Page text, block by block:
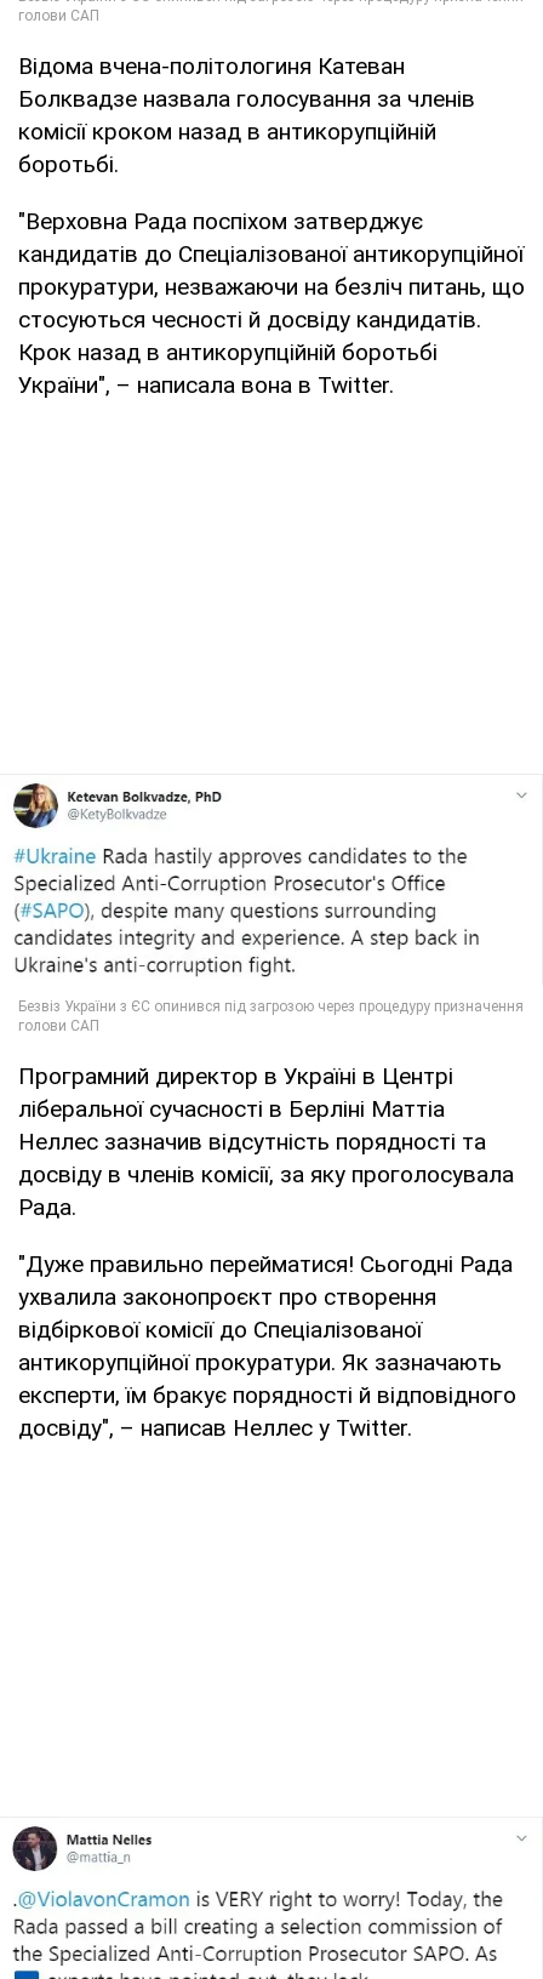
Відома вчена-політологиня Катеван
Болквадзе назвала голосування за членів
комісії кроком назад в антикорупційній
боротьбі.
"Верховна Рада поспіхом затверджує
кандидатів до Спеціалізованої антикорупційної
прокуратури, незважаючи на безліч питань, що
стосуються чесності й досвіду кандидатів.
Крок назад в антикорупційній боротьбі
України", – написала вона в Twitter.
Програмний директор в Україні в Центрі
ліберальної сучасності в Берліні Маттіа
Неллес зазначив відсутність порядності та
досвіду в членів комісії, за яку проголосувала
Рада.
"Дуже правильно перейматися! Сьогодні Рада
ухвалила законопроєкт про створення
відбіркової комісії до Спеціалізованої
антикорупційної прокуратури. Як зазначають
експерти, їм бракує порядності й відповідного
досвіду", – написав Неллес у Twitter.